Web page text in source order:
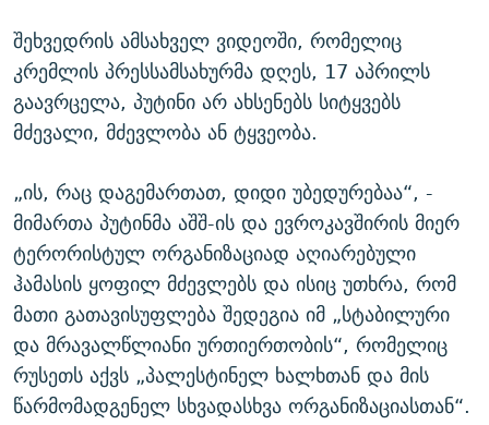
შეხვედრის ამსახველ ვიდეოში, რომელიც
კრემლის პრესსამსახურმა დღეს, 17 აპრილს
გაავრცელა, პუტინი არ ახსენებს სიტყვებს
მძევალი, მძევლობა ან ტყვეობა.
„ის, რაც დაგემართათ, დიდი უბედურებაა“, -
მიმართა პუტინმა აშშ-ის და ევროკავშირის მიერ
ტერორისტულ ორგანიზაციად აღიარებული
ჰამასის ყოფილ მძევლებს და ისიც უთხრა, რომ
მათი გათავისუფლება შედეგია იმ „სტაბილური
და მრავალწლიანი ურთიერთობის“, რომელიც
რუსეთს აქვს „პალესტინელ ხალხთან და მის
წარმომადგენელ სხვადასხვა ორგანიზაციასთან“.